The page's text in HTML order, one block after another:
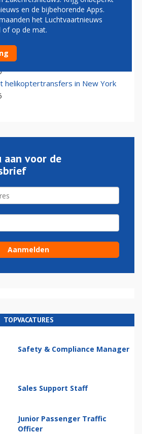
testvlucht met A340 BLADE-
helikoptertransfers in New York
aan voor de
TOPVACATURES
Safety & Compliance Manager
Sales Support Staff
Junior Passenger Traffic
Officer
en de bijbehorende Apps.
het Luchtvaartnieuws
of op de mat.